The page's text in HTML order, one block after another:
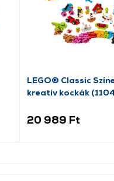
LEGO® Classic
kreatív kockák
20 989 Ft